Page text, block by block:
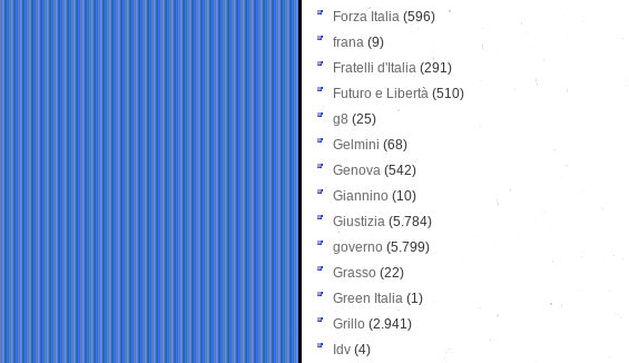
Forza Italia (596)
frana (9)
Fratelli d'Italia (291)
Futuro e Libertà (510)
g8 (25)
Gelmini (68)
Genova (542)
Giannino (10)
Giustizia (5.784)
governo (5.799)
Grasso (22)
Green Italia (1)
Grillo (2.941)
Idv (4)